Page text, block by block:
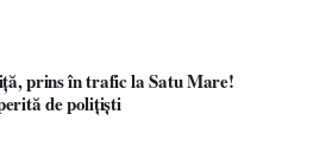
prins în trafic la Satu Mare!
de polițiști